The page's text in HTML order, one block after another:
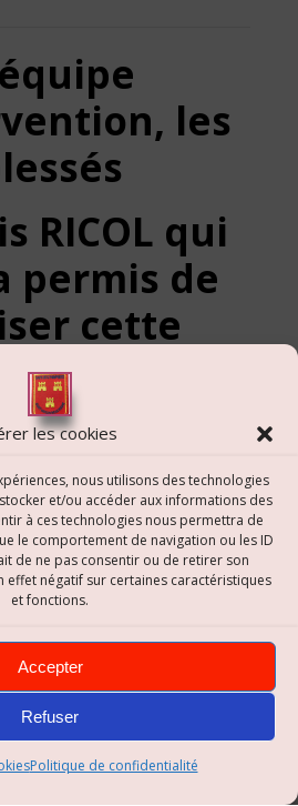
les cookies
nous utilisons des technologies
et/ou accéder aux informations des
à ces technologies nous permettra de
le comportement de navigation ou les ID
de ne pas consentir ou de retirer son
effet négatif sur certaines caractéristiques
et fonctions.
Accepter
Refuser
Politique de confidentialité
les
RICOL qui
permis de
cette